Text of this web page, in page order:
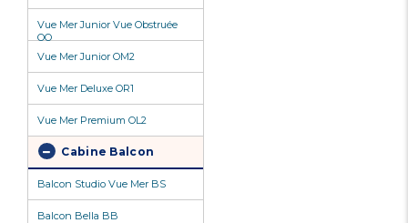
Vue Mer Junior Vue Obstruée
OO
Vue Mer Junior OM2
Vue Mer Deluxe OR1
Vue Mer Premium OL2
Cabine Balcon
Balcon Studio Vue Mer BS
Balcon Bella BB